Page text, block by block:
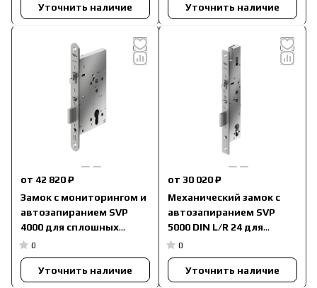
Уточнить наличие Уточнить наличие
от 42 820 ₽
Замок с мониторингом и
автозапиранием SVP
4000 для сплошных
дверей без притвора
0
Уточнить наличие
от 30 020 ₽
Механический замок с
автозапиранием SVP
5000 DIN L/R 24 для
профильных дверей
0
Уточнить наличие